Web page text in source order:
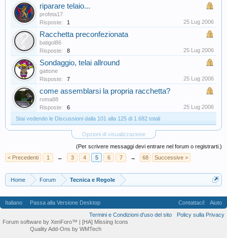
riparare telaio...
profeta17
Risposte:
1 25 Lug 2006
Racchetta preconfezionata
batigol86
Risposte:
8 25 Lug 2006
Sondaggio, telai allround
gattone
Risposte:
7 25 Lug 2006
come assemblarsi la propria racchetta?
roma88
Risposte:
6
25 Lug 2006
Stai vedendo le Discussioni dalla 101 alla 125 di 1.682 totali
Opzioni di visualizzazione
(Per scrivere messaggi devi entrare nel forum o registrarti.)
< Precedenti
1 ← 3 4 5 6 7 → 68 Successive >
Home Forum Tecnica e Regole
Italiano Passa alla Versione Desktop Contattaci!
Aiuto
Termini e Condizioni d'uso del sito
Policy sulla Privacy
Forum software by XenForo™ | [HA] Missing Icons
Quality Add-Ons by WMTech